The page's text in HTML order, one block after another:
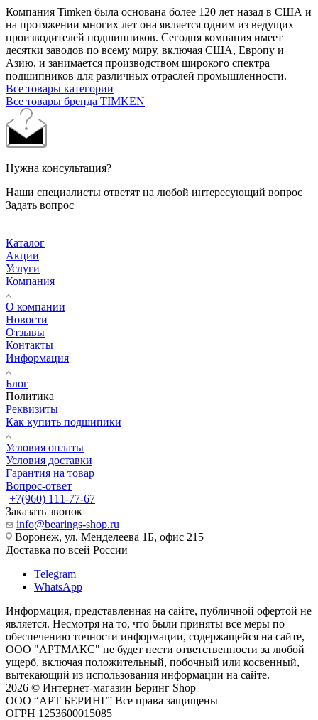
Компания Timken была основана более 120 лет назад в США и
на протяжении многих лет она является одним из ведущих
производителей подшипников. Сегодня компания имеет
десятки заводов по всему миру, включая США, Европу и
Азию, и занимается производством широкого спектра
подшипников для различных отраслей промышленности.
Все товары категории
Все товары бренда TIMKEN
Нужна консультация?
Наши специалисты ответят на любой интересующий вопрос
Задать вопрос
Каталог
Акции
Услуги
Компания
О компании
Новости
Отзывы
Контакты
Информация
Блог
Политика
Реквизиты
Как купить подшипики
Условия оплаты
Условия доставки
Гарантия на товар
Вопрос-ответ
+7(960) 111-77-67
Заказать звонок
info@bearings-shop.ru
Воронеж, ул. Менделеева 1Б, офис 215
Доставка по всей России
Telegram
WhatsApp
Информация, представленная на сайте, публичной офертой не
является. Несмотря на то, что были приняты все меры по
обеспечению точности информации, содержащейся на сайте,
ООО "АРТМАКС" не будет нести ответственности за любой
ущерб, включая положительный, побочный или косвенный,
вытекающий из использования информации на сайте.
2026 © Интернет-магазин Беринг Shop
ООО “АРТ БЕРИНГ” Все права защищены
ОГРН 1253600015085